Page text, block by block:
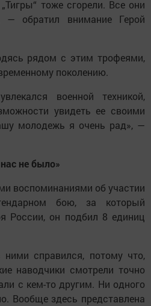
тоже сгорели. Все они
— обратил внимание Герой
рядом с этим трофеями,
поколению.
военной техникой,
увидеть ее своими
молодежь я очень рад», —
не было»
воспоминаниями об участии
бою, за который
России, он подбил 8 единиц
справился, потому что,
наводчики смотрели точно
с кем-то другим. Ни одного
Вообще здесь представлена